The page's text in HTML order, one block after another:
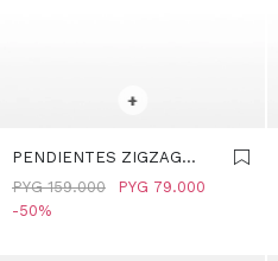
+
PENDIENTES ZIGZAG
CON CRISTALES - PLATA
DE LEY 925 - DORADO
PYG 79.000
PYG 159.000
50